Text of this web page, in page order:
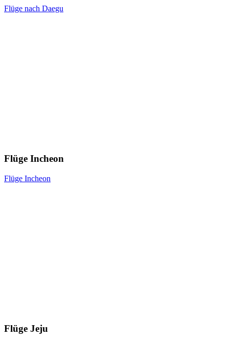
Flüge nach Daegu
Flüge Incheon
Flüge Incheon
Flüge Jeju